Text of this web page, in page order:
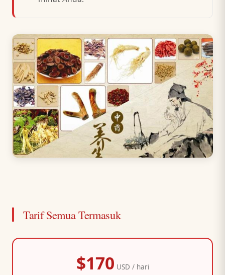
Tarif Semua Termasuk
$170 USD / hari